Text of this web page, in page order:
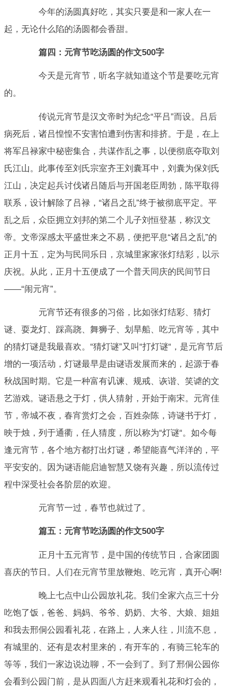
今年的汤圆真好吃，其实只要是和一家人在一
起，无论什么陷的汤圆都会香甜。
篇四：元宵节吃汤圆的作文500字
今天是元宵节，听名字就知道这个节是要吃元宵
的。
传说元宵节是汉文帝时为纪念“平吕”而设。吕后
病死后，诸吕惶惶不安害怕遭到伤害和排挤。于是，在上
将军吕禄家中秘密集合，共谋作乱之事，以便彻底夺取刘
氏江山。此事传至刘氏宗室齐王刘囊耳中，刘囊为保刘氏
江山，决定起兵讨伐诸吕随后与开国老臣周勃，陈平取得
联系，设计解除了吕禄，“诸吕之乱”终于被彻底平定。平
乱之后，众臣拥立刘邦的第二个儿子刘恒登基，称汉文
帝。文帝深感太平盛世来之不易，便把平息“诸吕之乱”的
正月十五，定为与民同乐日，京城里家家张灯结彩，以示
庆祝。从此，正月十五便成了一个普天同庆的民间节日
——“闹元宵”。
元宵节还有很多的习俗，比如张灯结彩、猜灯
谜、耍龙灯、踩高跷、舞狮子、划旱船、吃元宵等，其中
的猜灯谜是我最喜欢。“猜灯谜”又叫“打灯谜“，是元宵节后
增的一项活动，灯谜最早是由谜语发展而来的，起源于春
秋战国时期。它是一种富有讥谏、规戒、诙谐、笑谑的文
艺游戏。谜语悬之于灯，供人猜射，开始于南宋。元宵佳
节，帝城不夜，春宵赏灯之会，百姓杂陈，诗谜书于灯，
映于烛，列于通衢，任人猜度，所以称为“灯谜“。如今每
逢元宵节，各个地方都打出灯谜，希望能喜气洋洋的，平
平安安的。因为谜语能启迪智慧又饶有兴趣，所以流传过
程中深受社会各阶层的欢迎。
元宵节一过，春节也就过了。
篇五：元宵节吃汤圆的作文500字
正月十五元宵节，是中国的传统节日，合家团圆
喜庆的节日。人们在元宵节里放鞭炮、吃元宵，真开心啊!
晚上七点中山公园放礼花。我们全家六点三十分
吃饱了饭，爸爸、妈妈、爷爷、奶奶、大爷、大娘、姐姐
和我去邢侗公园看礼花，在路上，人来人往，川流不息，
有城里的、还有是农村里来的，有开车的，有骑三轮车的
等等，我们一家边说边聊，不一会到了。到了邢侗公园你
会看到公园门前，是从四面八方赶来观看礼花和灯会的，